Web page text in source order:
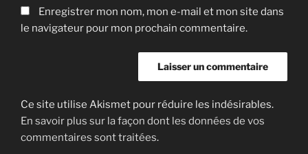
Enregistrer mon nom, mon e-mail et mon site dans
le navigateur pour mon prochain commentaire.
Ce site utilise Akismet pour réduire les indésirables.
En savoir plus sur la façon dont les données de vos
commentaires sont traitées.